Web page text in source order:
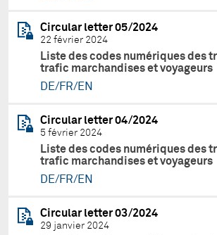
Circular letter 05/2024
22 février 2024
Liste des codes numériques des
trafic marchandises et voyageurs
DE/FR/EN
Circular letter 04/2024
5 février 2024
Liste des codes numériques des
trafic marchandises et voyageurs
DE/FR/EN
Circular letter 03/2024
29 janvier 2024